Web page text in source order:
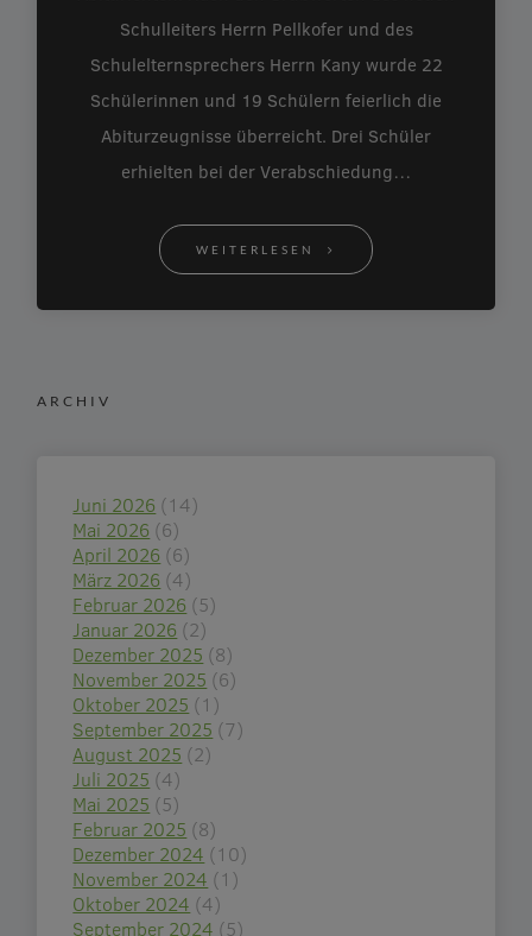
Schulleiters Herrn Pellkofer und des
Schulelternsprechers Herrn Kany wurde 22
Schülerinnen und 19 Schülern feierlich die
Abiturzeugnisse überreicht. Drei Schüler
erhielten bei der Verabschiedung…
WEITERLESEN
ARCHIV
Juni 2026 (14)
Mai 2026 (6)
April 2026 (6)
März 2026 (4)
Februar 2026 (5)
Januar 2026 (2)
Dezember 2025 (8)
November 2025 (6)
Oktober 2025 (1)
September 2025 (7)
August 2025 (2)
Juli 2025 (4)
Mai 2025 (5)
Februar 2025 (8)
Dezember 2024 (10)
November 2024 (1)
Oktober 2024 (4)
September 2024 (5)